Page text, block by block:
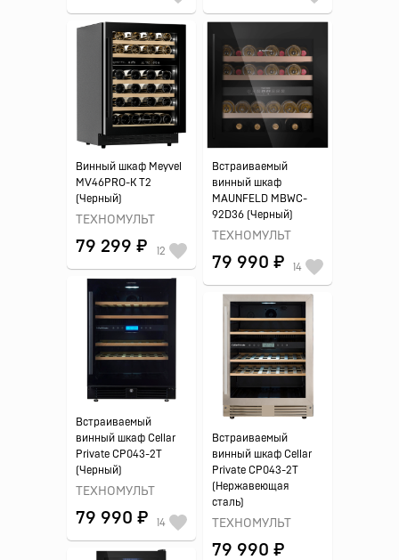
Винный шкаф Meyvel
MV46PRO-K T2
(Черный)
ТЕХНОМУЛЬТ
79 299 ₽ 12
Встраиваемый
винный шкаф
MAUNFELD MBWC-
92D36 (Черный)
ТЕХНОМУЛЬТ
79 990 ₽ 14
Встраиваемый
винный шкаф Cellar
Private CP043-2T
(Черный)
ТЕХНОМУЛЬТ
79 990 ₽ 14
Встраиваемый
винный шкаф Cellar
Private CP043-2T
(Нержавеющая
сталь)
ТЕХНОМУЛЬТ
79 990 ₽